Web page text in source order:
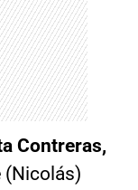
Contreras,
(Nicolás)